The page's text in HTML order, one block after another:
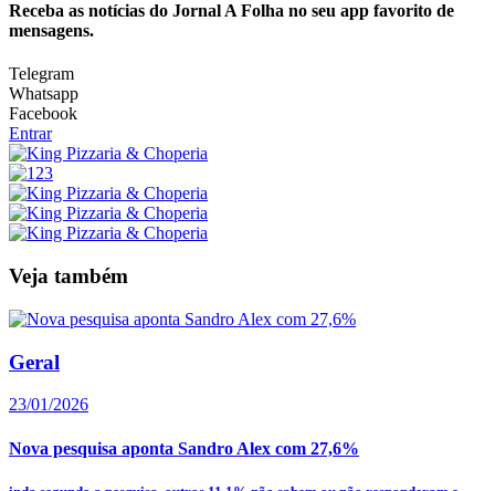
Receba as notícias do Jornal A Folha no seu app favorito de
mensagens.
Telegram
Whatsapp
Facebook
Entrar
Veja também
Geral
23/01/2026
Nova pesquisa aponta Sandro Alex com 27,6%